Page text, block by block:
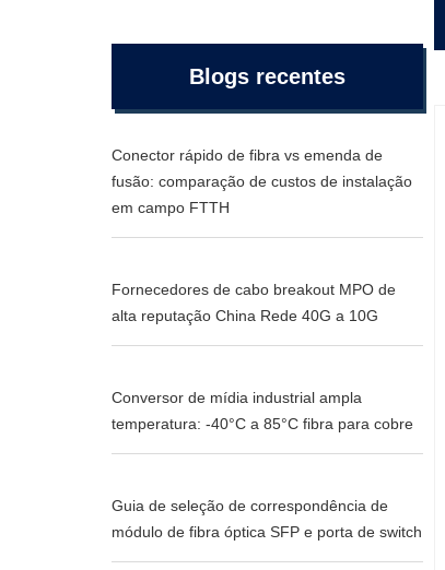
Blogs recentes
Conector rápido de fibra vs emenda de
fusão: comparação de custos de instalação
em campo FTTH
Fornecedores de cabo breakout MPO de
alta reputação China Rede 40G a 10G
Conversor de mídia industrial ampla
temperatura: -40°C a 85°C fibra para cobre
Guia de seleção de correspondência de
módulo de fibra óptica SFP e porta de switch